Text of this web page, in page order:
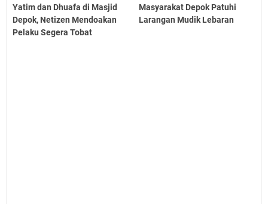
Yatim dan Dhuafa di Masjid
Depok, Netizen Mendoakan
Pelaku Segera Tobat
Masyarakat Depok Patuhi
Larangan Mudik Lebaran